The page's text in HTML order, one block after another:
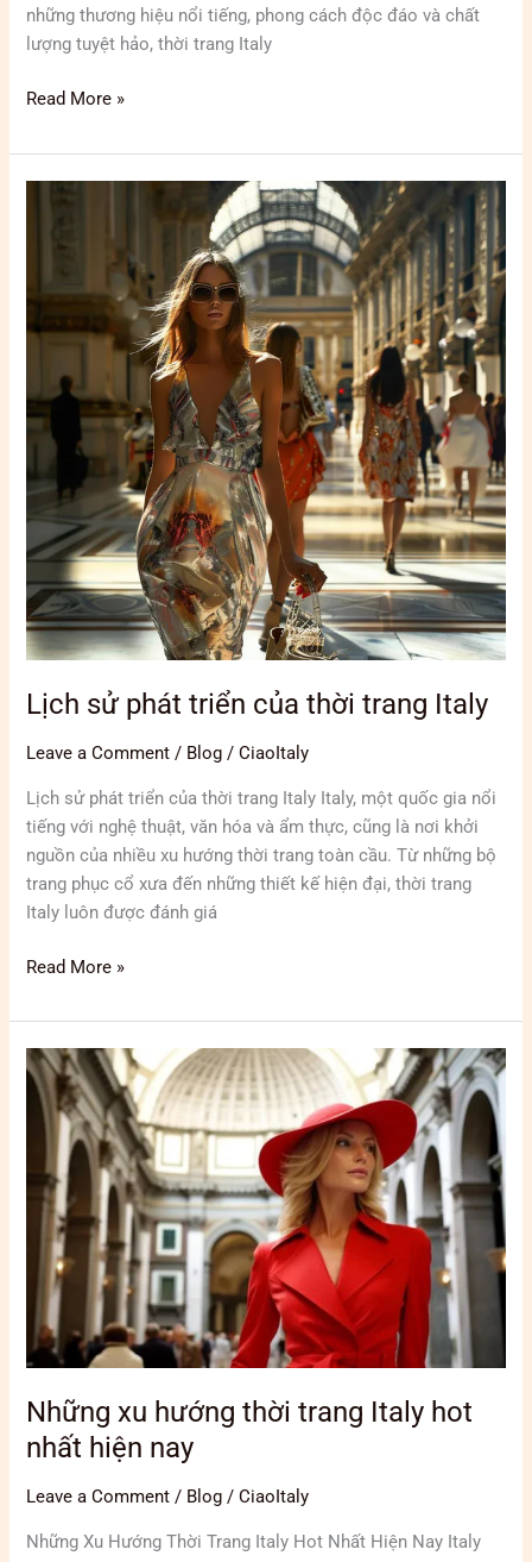
những thương hiệu nổi tiếng, phong cách độc đáo và chất
lượng tuyệt hảo, thời trang Italy
Read More »
Lịch sử phát triển của thời trang Italy
Leave a Comment / Blog /CiaoItaly
Lịch sử phát triển của thời trang Italy Italy, một quốc gia nổi
tiếng với nghệ thuật, văn hóa và ẩm thực, cũng là nơi khởi
nguồn của nhiều xu hướng thời trang toàn cầu. Từ những bộ
trang phục cổ xưa đến những thiết kế hiện đại, thời trang
Italy luôn được đánh giá
thời
Italy
Read More »
Những xu hướng thời trang Italy hot
nhất hiện nay
Leave a Comment / Blog /CiaoItaly
Những Xu Hướng Thời Trang Italy Hot Nhất Hiện Nay Italy
Những
xu
hướng
trang
Italy
nhất
hiện